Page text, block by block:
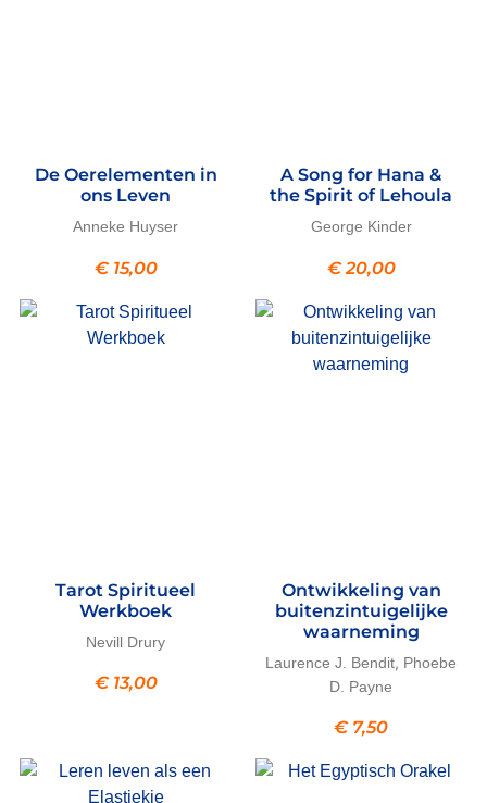
De Oerelementen in
ons Leven
Anneke Huyser
€15,00
A Song for Hana &
the Spirit of Lehoula
George Kinder
€20,00
Tarot Spiritueel
Werkboek
Nevill Drury
€13,00
Ontwikkeling van
buitenzintuigelijke
waarneming
Laurence J. Bendit, Phoebe
D. Payne
€7,50